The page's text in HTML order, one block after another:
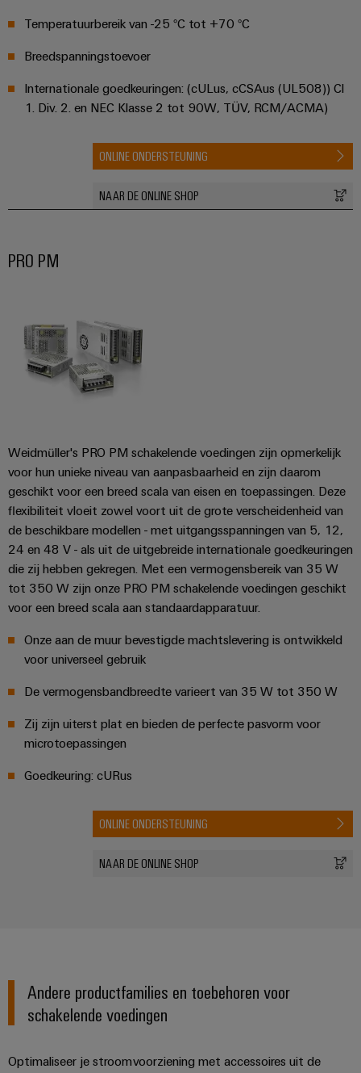
Temperatuurbereik van -25 °C tot +70 °C
Breedspanningstoevoer
Internationale goedkeuringen: (cULus, cCSAus (UL508)) Cl
1. Div. 2. en NEC Klasse 2 tot 90W, TÜV, RCM/ACMA)
ONLINE ONDERSTEUNING
NAAR DE ONLINE SHOP
PRO PM
Weidmüller's PRO PM schakelende voedingen zijn opmerkelijk
voor hun unieke niveau van aanpasbaarheid en zijn daarom
geschikt voor een breed scala van eisen en toepassingen. Deze
flexibiliteit vloeit zowel voort uit de grote verscheidenheid van
de beschikbare modellen - met uitgangsspanningen van 5, 12,
24 en 48 V - als uit de uitgebreide internationale goedkeuringen
die zij hebben gekregen. Met een vermogensbereik van 35 W
tot 350 W zijn onze PRO PM schakelende voedingen geschikt
voor een breed scala aan standaardapparatuur.
Onze aan de muur bevestigde machtslevering is ontwikkeld
voor universeel gebruik
De vermogensbandbreedte varieert van 35 W tot 350 W
Zij zijn uiterst plat en bieden de perfecte pasvorm voor
microtoepassingen
Goedkeuring: cURus
ONLINE ONDERSTEUNING
NAAR DE ONLINE SHOP
Andere productfamilies en toebehoren voor
schakelende voedingen
Optimaliseer je stroomvoorziening met accessoires uit de